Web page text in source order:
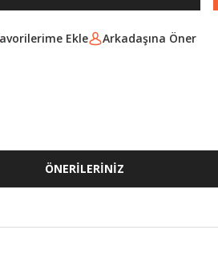
Arkadaşına Öner
ÖNERİLERİNİZ